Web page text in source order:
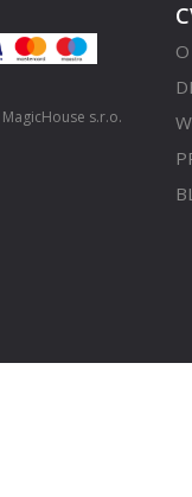
MagicHouse s.r.o.